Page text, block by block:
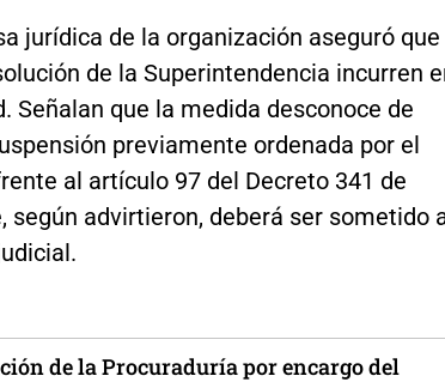
jurídica de la organización aseguró que
de la Superintendencia incurren
Señalan que la medida desconoce de
previamente ordenada por el
al artículo 97 del Decreto 341 de
según advirtieron, deberá ser sometido
de la Procuraduría por encargo del